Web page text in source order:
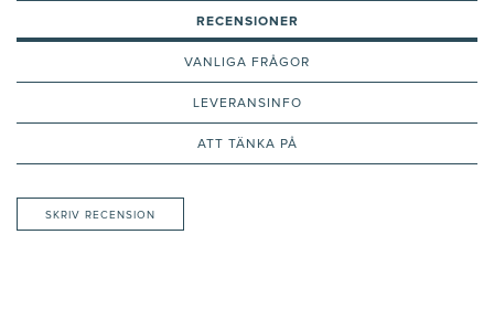
RECENSIONER
VANLIGA FRÅGOR
LEVERANSINFO
ATT TÄNKA PÅ
SKRIV RECENSION